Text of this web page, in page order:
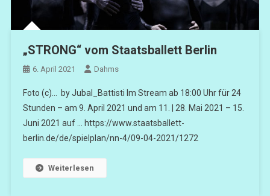
„STRONG“ vom Staatsballett Berlin
6. April 2021 Dahms
Foto (c)… by Jubal_Battisti Im Stream ab 18:00 Uhr für 24
Stunden – am 9. April 2021 und am 11. | 28. Mai 2021 – 15.
Juni 2021 auf … https://www.staatsballett-
berlin.de/de/spielplan/nn-4/09-04-2021/1272
Weiterlesen